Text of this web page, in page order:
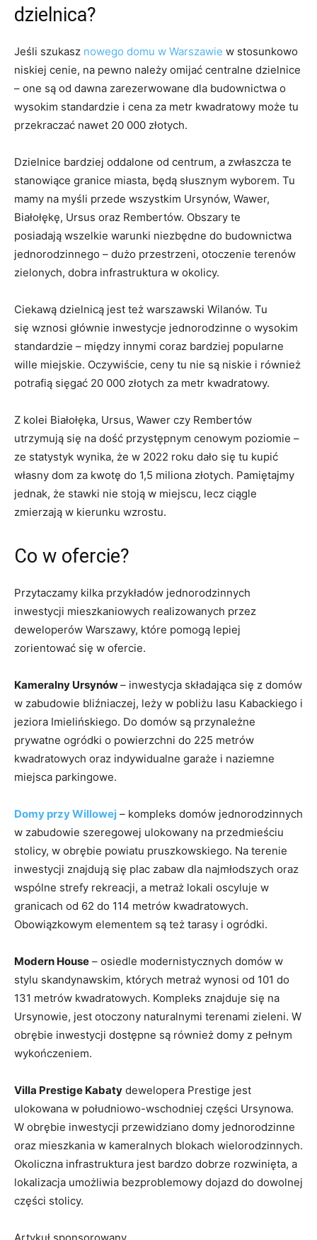
dzielnica?
Jeśli szukasz nowego domu w Warszawie w stosunkowo
niskiej cenie, na pewno należy omijać centralne dzielnice
– one są od dawna zarezerwowane dla budownictwa o
wysokim standardzie i cena za metr kwadratowy może tu
przekraczać nawet 20 000 złotych.
Dzielnice bardziej oddalone od centrum, a zwłaszcza te
stanowiące granice miasta, będą słusznym wyborem. Tu
mamy na myśli przede wszystkim Ursynów, Wawer,
Białołękę, Ursus oraz Rembertów. Obszary te
posiadają wszelkie warunki niezbędne do budownictwa
jednorodzinnego – dużo przestrzeni, otoczenie terenów
zielonych, dobra infrastruktura w okolicy.
Ciekawą dzielnicą jest też warszawski Wilanów. Tu
się wznosi głównie inwestycje jednorodzinne o wysokim
standardzie – między innymi coraz bardziej popularne
wille miejskie. Oczywiście, ceny tu nie są niskie i również
potrafią sięgać 20 000 złotych za metr kwadratowy.
Z kolei Białołęka, Ursus, Wawer czy Rembertów
utrzymują się na dość przystępnym cenowym poziomie –
ze statystyk wynika, że w 2022 roku dało się tu kupić
własny dom za kwotę do 1,5 miliona złotych. Pamiętajmy
jednak, że stawki nie stoją w miejscu, lecz ciągle
zmierzają w kierunku wzrostu.
Co w ofercie?
Przytaczamy kilka przykładów jednorodzinnych
inwestycji mieszkaniowych realizowanych przez
deweloperów Warszawy, które pomogą lepiej
zorientować się w ofercie.
Kameralny Ursynów– inwestycja składająca się z domów
w zabudowie bliźniaczej, leży w pobliżu lasu Kabackiego i
jeziora Imielińskiego. Do domów są przynależne
prywatne ogródki o powierzchni do 225 metrów
kwadratowych oraz indywidualne garaże i naziemne
miejsca parkingowe.
Domy przy Willowej – kompleks domów jednorodzinnych
w zabudowie szeregowej ulokowany na przedmieściu
stolicy, w obrębie powiatu pruszkowskiego. Na terenie
inwestycji znajdują się plac zabaw dla najmłodszych oraz
wspólne strefy rekreacji, a metraż lokali oscyluje w
granicach od 62 do 114 metrów kwadratowych.
Obowiązkowym elementem są też tarasy i ogródki.
Modern House – osiedle modernistycznych domów w
stylu skandynawskim, których metraż wynosi od 101 do
131 metrów kwadratowych. Kompleks znajduje się na
Ursynowie, jest otoczony naturalnymi terenami zieleni. W
obrębie inwestycji dostępne są również domy z pełnym
wykończeniem.
Villa Prestige Kabaty dewelopera Prestige jest
ulokowana w południowo-wschodniej części Ursynowa.
W obrębie inwestycji przewidziano domy jednorodzinne
oraz mieszkania w kameralnych blokach wielorodzinnych.
Okoliczna infrastruktura jest bardzo dobrze rozwinięta, a
lokalizacja umożliwia bezproblemowy dojazd do dowolnej
części stolicy.